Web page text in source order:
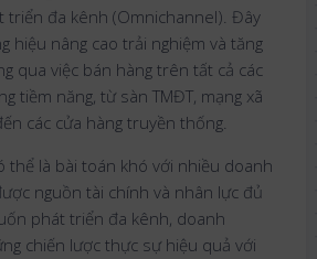
triển đa kênh (Omnichannel). Đây
hiệu nâng cao trải nghiệm và tăng
qua việc bán hàng trên tất cả các
tiềm năng, từ sàn TMĐT, mạng xã
các cửa hàng truyền thống.
thể là bài toán khó với nhiều doanh
nguồn tài chính và nhân lực đủ
phát triển đa kênh, doanh
chiến lược thực sự hiệu quả với